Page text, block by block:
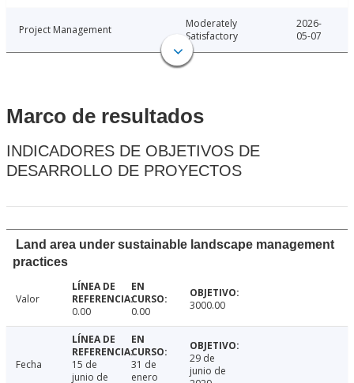
Project Management
Moderately
Satisfactory
2026-
05-07
Marco de resultados
INDICADORES DE OBJETIVOS DE
DESARROLLO DE PROYECTOS
Land area under sustainable landscape management
practices
Valor
0.00
0.00 3000.00
Fecha
15 de
junio de
31 de
enero
29 de
junio de